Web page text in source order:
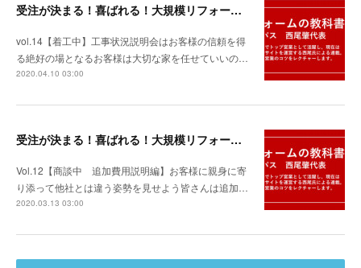
受注が決まる！喜ばれる！大規模リフォームの教科書Vol.14
vol.14【着工中】工事状況説明会はお客様の信頼を得
る絶好の場となるお客様は大切な家を任せていいの…
2020.04.10 03:00
受注が決まる！喜ばれる！大規模リフォームの教科書Vol.12
Vol.12【商談中 追加費用説明編】お客様に親身に寄
り添って他社とは違う姿勢を見せよう皆さんは追加…
2020.03.13 03:00